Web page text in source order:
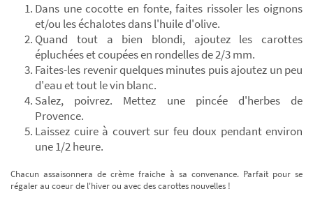
Dans une cocotte en fonte, faites rissoler les oignons
et/ou les échalotes dans l'huile d'olive.
Quand tout a bien blondi, ajoutez les carottes
épluchées et coupées en rondelles de 2/3 mm.
Faites-les revenir quelques minutes puis ajoutez un peu
d'eau et tout le vin blanc.
Salez, poivrez. Mettez une pincée d'herbes de
Provence.
Laissez cuire à couvert sur feu doux pendant environ
une 1/2 heure.
Chacun assaisonnera de crème fraiche à sa convenance. Parfait pour se
régaler au coeur de l'hiver ou avec des carottes nouvelles !